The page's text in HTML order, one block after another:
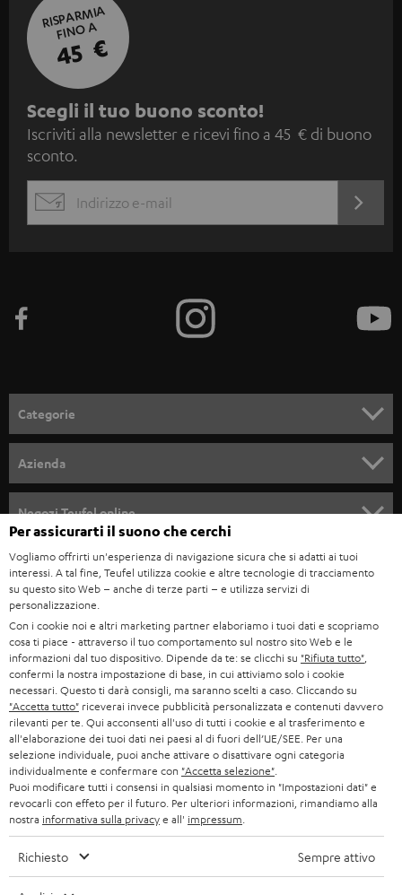
RISPARMIA
FINO A
45 €
I
s
c
i
n
l
l
a
n
e
w
s
l
e
t
t
e
r
Scegli il tuo buono sconto!
Iscriviti alla newsletter e ricevi fino a 45 € di buono
sconto.
EMAIL
ORA
Categorie
SOUNDBAR
STEREO
SMART HOME
BLUETOOTH
CUFFIE
CUFFIE BLUETOOTH
SET STEREO
ALTOPARLANTE
ULTIMA
CUFFIE IN-EAR
Azienda
STAMPA
B2B
BLOG
NEWSLETTER
NEGOZI
VANTAGGI TEUFEL
LA NOSTRA STORIA
MANAGEMENT
Negozi Teufel online
GERMANIA
AUSTRIA
SVIZZERA
PAESI BASSI
BELGIO
FRANCIA
Per assicurarti il suono che cerchi
Vogliamo offrirti un'esperienza di navigazione sicura che si adatti ai tuoi
interessi. A tal fine, Teufel utilizza cookie e altre tecnologie di tracciamento
su questo sito Web – anche di terze parti – e utilizza servizi di
personalizzazione.
Con i cookie noi e altri marketing partner elaboriamo i tuoi dati e scopriamo
cosa ti piace - attraverso il tuo comportamento sul nostro sito Web e le
informazioni dal tuo dispositivo. Dipende da te: se clicchi su "Rifiuta tutto"
confermi la nostra impostazione di base, in cui attiviamo solo i cookie
necessari. Questo ti darà consigli, ma saranno scelti a caso. Cliccando su
"Accetta tutto" riceverai invece pubblicità personalizzata e contenuti davvero
rilevanti per te. Qui acconsenti all'uso di tutti i cookie e al trasferimento e
all'elaborazione dei tuoi dati nei paesi al di fuori dell’UE/SEE. Per una
selezione individuale, puoi anche attivare o disattivare ogni categoria
individualmente e confermare con "Accetta selezione"
Puoi modificare tutti i consensi in qualsiasi momento in "Impostazioni dati" e
revocarli con effeto per il futuro. Per ulteriori informazioni, rimandiamo alla
nostra informativa sulla privacye all' impressum
Richiesto Sempre attivo